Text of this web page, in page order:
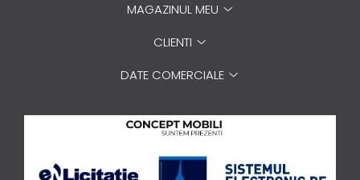
MAGAZINUL MEU
CLIENTI
DATE COMERCIALE